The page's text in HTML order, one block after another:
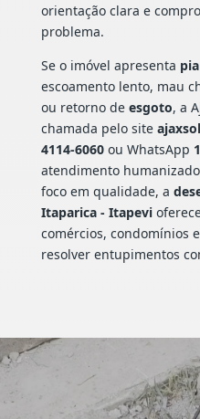
orientação clara e
problema.
Se o imóvel apresenta pia
escoamento lento, mau
ou retorno de esgoto, a
chamada pelo site
4114-6060ou WhatsApp
atendimento
foco em qualidade, a
Itaparica - Itapevi
comércios, condomínios
resolver entupimentos